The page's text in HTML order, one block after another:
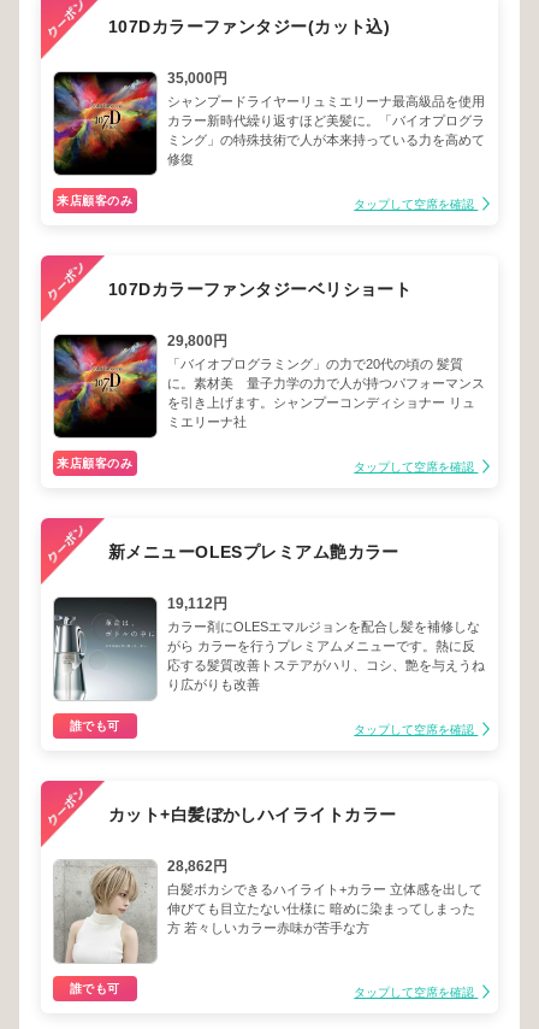
107Dカラーファンタジー(カット込)
35,000円
シャンプードライヤーリュミエリーナ最高級品を使用
カラー新時代繰り返すほど美髪に。「バイオプログラ
ミング」の特殊技術で人が本来持っている力を高めて
修復
来店顧客のみ タップして空席を確認
107Dカラーファンタジーベリショート
29,800円
「バイオプログラミング」の力で20代の頃の 髪質
に。素材美 量子力学の力で人が持つパフォーマンス
を引き上げます。シャンプーコンディショナー リュ
ミエリーナ社
来店顧客のみ タップして空席を確認
新メニューOLESプレミアム艶カラー
19,112円
カラー剤にOLESエマルジョンを配合し髪を補修しな
がら カラーを行うプレミアムメニューです。熱に反
応する髪質改善トステアがハリ、コシ、艶を与えうね
り広がりも改善
誰でも可 タップして空席を確認
カット+白髪ぼかしハイライトカラー
28,862円
白髪ボカシできるハイライト+カラー 立体感を出して
伸びても目立たない仕様に 暗めに染まってしまった
方 若々しいカラー赤味が苦手な方
誰でも可 タップして空席を確認